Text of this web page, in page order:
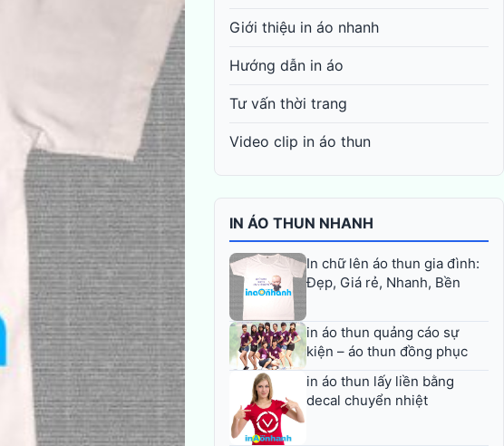
Giới thiệu in áo nhanh
Hướng dẫn in áo
Tư vấn thời trang
Video clip in áo thun
IN ÁO THUN NHANH
In chữ lên áo thun gia đình:
Đẹp, Giá rẻ, Nhanh, Bền
in áo thun quảng cáo sự
kiện – áo thun đồng phục
in áo thun lấy liền bằng
decal chuyển nhiệt